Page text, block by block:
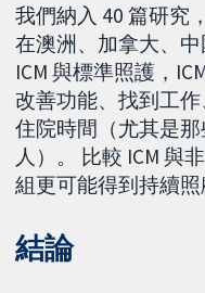
我們納入 40 篇研究
在澳洲、加拿大、
ICM 與標準照護，
改善功能、找到工
住院時間（尤其是
人）。 比較 ICM 與
組更可能得到持續照
結論